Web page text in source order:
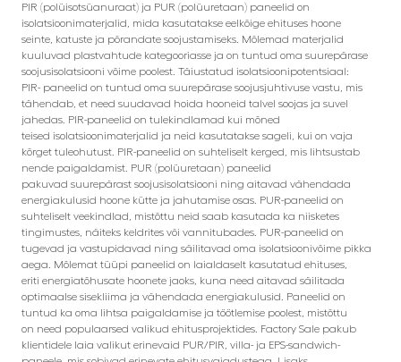
PIR (polüisotsüanuraat) ja PUR (polüuretaan) paneelid on
isolatsioonimaterjalid, mida kasutatakse eelkõige ehituses hoone
seinte, katuste ja põrandate soojustamiseks. Mõlemad materjalid
kuuluvad plastvahtude kategooriasse ja on tuntud oma suurepärase
soojusisolatsiooni võime poolest. Täiustatud isolatsioonipotentsiaal:
PIR- paneelid on tuntud oma suurepärase soojusjuhtivuse vastu, mis
tähendab, et need suudavad hoida hooneid talvel soojas ja suvel
jahedas. PIR-paneelid on tulekindlamad kui mõned
teised isolatsioonimaterjalid ja neid kasutatakse sageli, kui on vaja
kõrget tuleohutust. PIR-paneelid on suhteliselt kerged, mis lihtsustab
nende paigaldamist. PUR (polüuretaan) paneelid
pakuvad suurepärast soojusisolatsiooni ning aitavad vähendada
energiakulusid hoone kütte ja jahutamise osas. PUR-paneelid on
suhteliselt veekindlad, mistõttu neid saab kasutada ka niisketes
tingimustes, näiteks keldrites või vannitubades. PUR-paneelid on
tugevad ja vastupidavad ning säilitavad oma isolatsioonivõime pikka
aega. Mõlemat tüüpi paneelid on laialdaselt kasutatud ehituses,
eriti energiatõhusate hoonete jaoks, kuna need aitavad säilitada
optimaalse sisekliima ja vähendada energiakulusid. Paneelid on
tuntud ka oma lihtsa paigaldamise ja töötlemise poolest, mistõttu
on need populaarsed valikud ehitusprojektides. Factory Sale pakub
klientidele laia valikut erinevaid PUR/PIR, villa- ja EPS-sandwich-